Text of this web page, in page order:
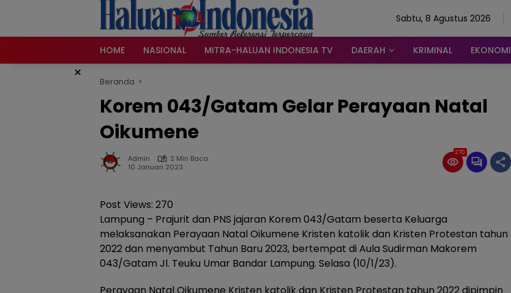
Sabtu, 8 Agustus 2026
HOME NASIONAL MITRA-HALUAN INDONESIA TV DAERAH KRIMINAL EKONOMI
× Beranda
Korem 043/Gatam Gelar Perayaan Natal
Oikumene
Admin
2 Min Baca
10 Januari 2023
270
Post Views: 270
Lampung – Prajurit dan PNS jajaran Korem 043/Gatam beserta Keluarga
melaksanakan Perayaan Natal Oikumene Kristen katolik dan Kristen Protestan tahun
2022 dan menyambut Tahun Baru 2023, bertempat di Aula Sudirman Makorem
043/Gatam Jl. Teuku Umar Bandar Lampung. Selasa (10/1/23).